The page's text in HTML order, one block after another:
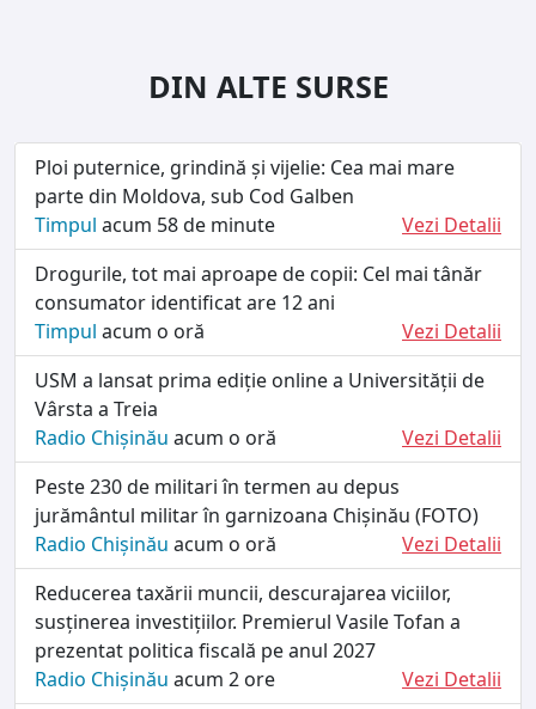
DIN ALTE SURSE
Ploi puternice, grindină și vijelie: Cea mai mare
parte din Moldova, sub Cod Galben
Timpul acum 58 de minute
Vezi Detalii
Drogurile, tot mai aproape de copii: Cel mai tânăr
consumator identificat are 12 ani
Timpul acum o oră
Vezi Detalii
USM a lansat prima ediție online a Universității de
Vârsta a Treia
Radio Chișinău acum o oră
Vezi Detalii
Peste 230 de militari în termen au depus
jurământul militar în garnizoana Chișinău (FOTO)
Radio Chișinău acum o oră
Vezi Detalii
Reducerea taxării muncii, descurajarea viciilor,
susținerea investițiilor. Premierul Vasile Tofan a
prezentat politica fiscală pe anul 2027
Radio Chișinău acum 2 ore
Vezi Detalii